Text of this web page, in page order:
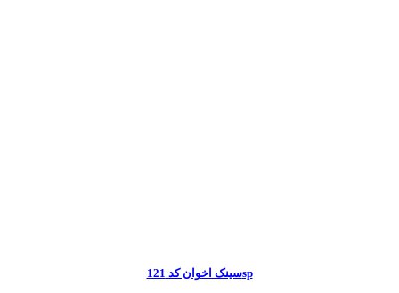
سینک اخوان کد 121sp